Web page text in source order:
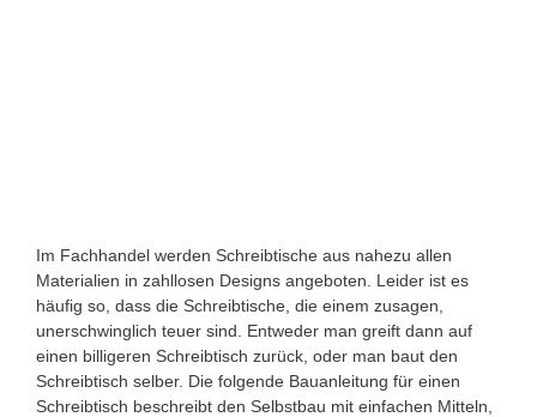
Im Fachhandel werden Schreibtische aus nahezu allen
Materialien in zahllosen Designs angeboten. Leider ist es
häufig so, dass die Schreibtische, die einem zusagen,
unerschwinglich teuer sind. Entweder man greift dann auf
einen billigeren Schreibtisch zurück, oder man baut den
Schreibtisch selber. Die folgende Bauanleitung für einen
Schreibtisch beschreibt den Selbstbau mit einfachen Mitteln,